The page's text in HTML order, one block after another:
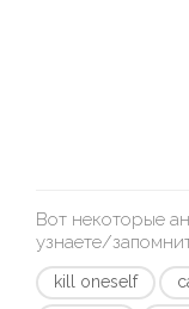
Вот некоторые
узнаете/
kill oneself